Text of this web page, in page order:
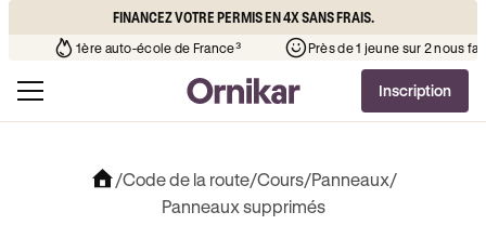
FINANCEZ VOTRE PERMIS EN 4X SANS FRAIS.
l’auto-école de votre quartier ¹ 1ère auto-école de France³
Inscription
/Code de la route/Cours/Panneaux/
Panneaux supprimés